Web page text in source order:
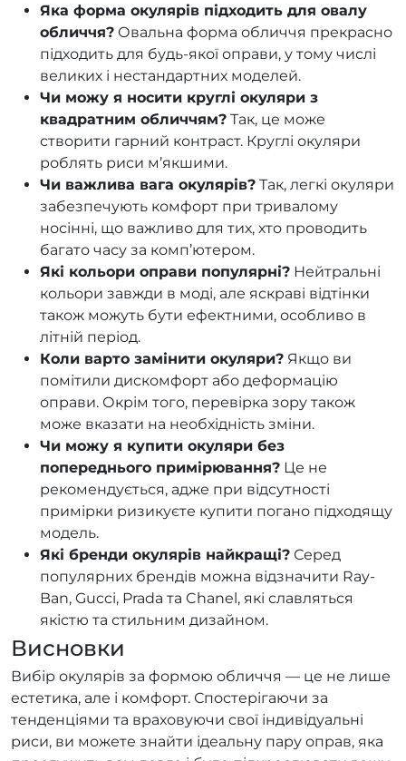
Яка форма окулярів підходить для овалу
обличчя? Овальна форма обличчя прекрасно
підходить для будь-якої оправи, у тому числі
великих і нестандартних моделей.
Чи можу я носити круглі окуляри з
квадратним обличчям? Так, це може
створити гарний контраст. Круглі окуляри
роблять риси м’якшими.
Чи важлива вага окулярів? Так, легкі окуляри
забезпечують комфорт при тривалому
носінні, що важливо для тих, хто проводить
багато часу за комп’ютером.
Які кольори оправи популярні? Нейтральні
кольори завжди в моді, але яскраві відтінки
також можуть бути ефектними, особливо в
літній період.
Коли варто замінити окуляри? Якщо ви
помітили дискомфорт або деформацію
оправи. Окрім того, перевірка зору також
може вказати на необхідність зміни.
Чи можу я купити окуляри без
попереднього примірювання? Це не
рекомендується, адже при відсутності
примірки ризикуєте купити погано підходящу
модель.
Які бренди окулярів найкращі? Серед
популярних брендів можна відзначити Ray-
Ban, Gucci, Prada та Chanel, які славляться
якістю та стильним дизайном.
Висновки
Вибір окулярів за формою обличчя — це не лише
естетика, але і комфорт. Спостерігаючи за
тенденціями та враховуючи свої індивідуальні
риси, ви можете знайти ідеальну пару оправ, яка